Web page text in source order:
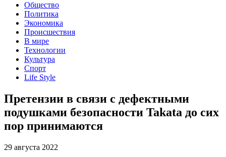
Общество
Политика
Экономика
Происшествия
В мире
Технологии
Культура
Спорт
Life Style
Претензии в связи с дефектными
подушками безопасности Takata до сих
пор принимаются
29 августа 2022